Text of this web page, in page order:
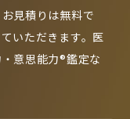
見積りは無料で
いただきます。 医
意思能力®鑑定な